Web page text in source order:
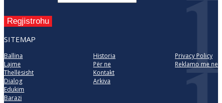
Regjistrohu
SITEMAP
Ballina
Lajme
Thellësisht
Dialog
Edukim
Barazi
Historia
Për ne
Kontakt
Arkiva
Privacy Policy
Reklamo me ne